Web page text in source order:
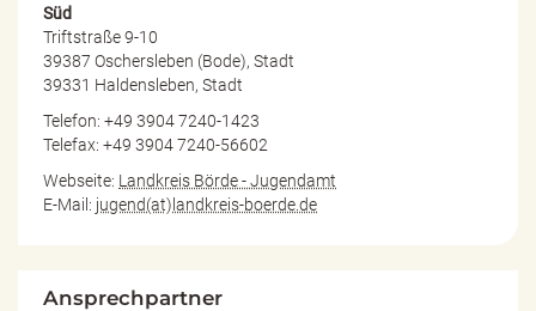
Süd
Triftstraße 9-10
39387 Oschersleben (Bode), Stadt
39331 Haldensleben, Stadt
Telefon: +49 3904 7240-1423
Telefax: +49 3904 7240-56602
Webseite: Landkreis Börde - Jugendamt
E-Mail: jugend(at)landkreis-boerde.de
Ansprechpartner